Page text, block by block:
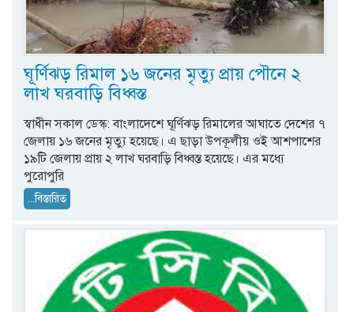
ঘূর্ণিঝড় রিমাল ১৬ জনের মৃত্যু প্রায় পৌনে ২
লাখ ঘরবাড়ি বিধ্বস্ত
স্বাধীন সকাল ডেস্ক: বাংলাদেশে ঘূর্ণিঝড় রিমালের আঘাতে দেশের ৭
জেলায় ১৬ জনের মৃত্যু হয়েছে। এ ছাড়া উপকূলীয় ওই আশপাশের
১৯টি জেলায় প্রায় ২ লাখ ঘরবাড়ি বিধ্বস্ত হয়েছে। এর মধ্যে
পুরোপুরি
...বিস্তারিত